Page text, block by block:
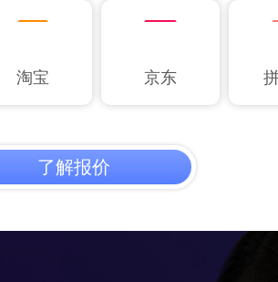
淘宝 京东
了解报价